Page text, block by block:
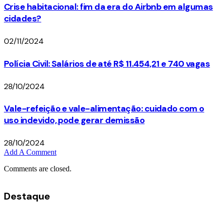
Crise habitacional: fim da era do Airbnb em algumas
cidades?
02/11/2024
Polícia Civil: Salários de até R$ 11.454,21 e 740 vagas
28/10/2024
Vale-refeição e vale-alimentação: cuidado com o
uso indevido, pode gerar demissão
28/10/2024
Add A Comment
Comments are closed.
Destaque